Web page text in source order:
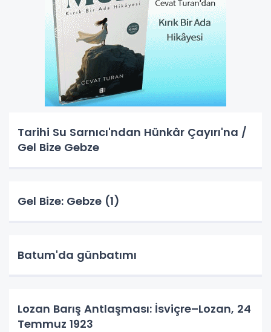
Tarihi Su Sarnıcı'ndan Hünkâr Çayırı'na /
Gel Bize Gebze
Gel Bize: Gebze (1)
Batum'da günbatımı
Lozan Barış Antlaşması: İsviçre–Lozan, 24
Temmuz 1923